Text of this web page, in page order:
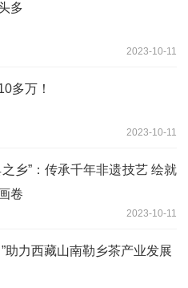
多
2023-10-11
多万！
2023-10-11
之乡”：传承千年非遗技艺 绘就
卷
2023-10-11
助力西藏山南勒乡茶产业发展